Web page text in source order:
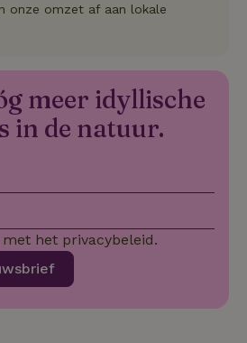
onze omzet af aan lokale
meer idyllische
in de natuur.
met het privacybeleid.
maken de kernfunctionaliteiten
zoals gebruikersaanmelding en
Aanbieder/
Domein
Vervaldatum
Pinterest Inc.